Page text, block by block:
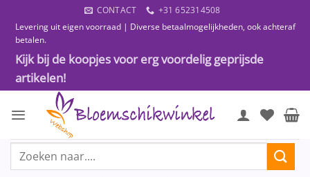
naar
inhoud
CONTACT
+31 652314508
Levering uit eigen voorraad | Diverse betaalmogelijkheden, ook achteraf
betalen.
Kijk bij de koopjes voor erg voordelig geprijsde
artikelen!
Zoeken